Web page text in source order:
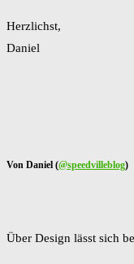
Herzlichst,
Daniel
Von Daniel (@speedvilleblog)
Über Design lässt sich